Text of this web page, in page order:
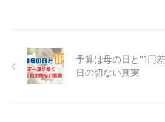
予算は母の日と“1円
日の切ない真実